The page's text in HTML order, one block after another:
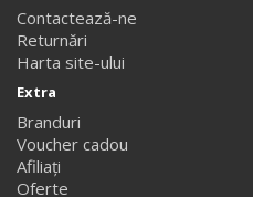
Contactează-ne
Returnări
Harta site-ului
Extra
Branduri
Voucher cadou
Afiliaţi
Oferte